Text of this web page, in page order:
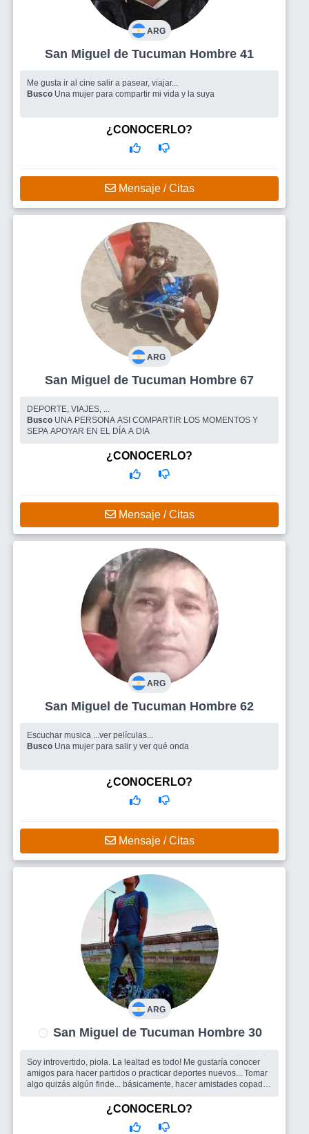
ARG
San Miguel de Tucuman Hombre 41
Me gusta ir al cine salir a pasear, viajar...
Busco Una mujer para compartir mi vida y la suya
¿CONOCERLO?
Mensaje / Citas
ARG
San Miguel de Tucuman Hombre 67
DEPORTE, VIAJES, ...
Busco UNA PERSONA ASI COMPARTIR LOS MOMENTOS Y
SEPA APOYAR EN EL DÍA A DIA
¿CONOCERLO?
Mensaje / Citas
ARG
San Miguel de Tucuman Hombre 62
Escuchar musica ...ver películas...
Busco Una mujer para salir y ver qué onda
¿CONOCERLO?
Mensaje / Citas
ARG
San Miguel de Tucuman Hombre 30
Soy introvertido, piola. La lealtad es todo! Me gustaría conocer
amigos para hacer partidos o practicar deportes nuevos... Tomar
algo quizás algún finde... básicamente, hacer amistades copadas
Amigos hombres primero para jugar a la pelota, practicar
deportes nuevos, hacer asados, etc jaja... No tengo muchos
amigos y los que tengo los considero conocidos!
¿CONOCERLO?